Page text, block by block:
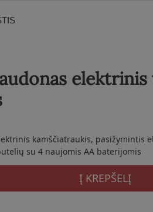
elektrinis
kamščiatraukis, pasižymintis
su 4 naujomis AA baterijomis
Į KREPŠELĮ